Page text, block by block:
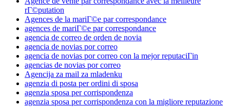
rГ©putation
Agences de la mariГ©e par correspondance
agences de mariГ©e par correspondance
agencia de correo de orden de novia
agencia de novias por correo
agencia de novias por correo con la mejor reputaciГіn
agencias de novias por correo
Agencija za mail za mladenku
agenzia di posta per ordini di sposa
agenzia sposa per corrispondenza
agenzia sposa per corrispondenza con la migliore reputazione